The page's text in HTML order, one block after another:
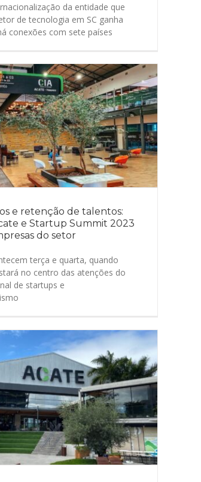
da entidade que
de tecnologia em SC ganha
conexões com sete países
e retenção de talentos:
e Startup Summit 2023
do setor
terça e quarta, quando
no centro das atenções do
de startups e